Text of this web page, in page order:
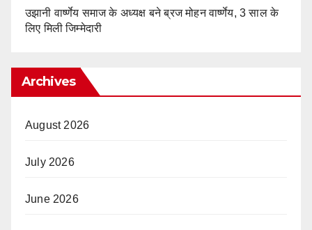
उझानी वार्ष्णेय समाज के अध्यक्ष बने ब्रज मोहन वार्ष्णेय, 3 साल के
लिए मिली जिम्मेदारी
Archives
August 2026
July 2026
June 2026